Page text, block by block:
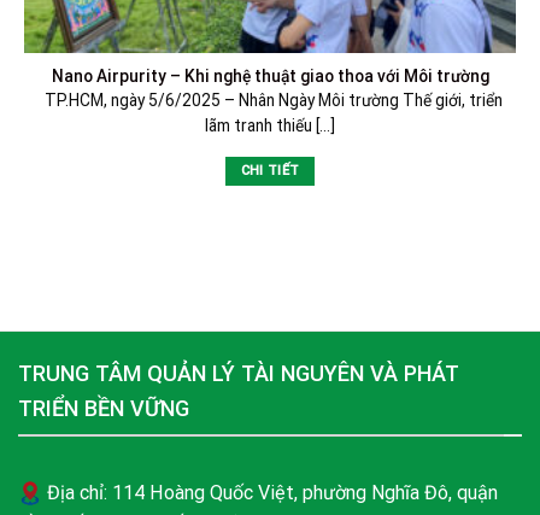
Nano Airpurity – Khi nghệ thuật giao thoa với Môi trường
TP.HCM, ngày 5/6/2025 – Nhân Ngày Môi trường Thế giới, triển
lãm tranh thiếu [...]
CHI TIẾT
TRUNG TÂM QUẢN LÝ TÀI NGUYÊN VÀ PHÁT
TRIỂN BỀN VỮNG
Địa chỉ: 114 Hoàng Quốc Việt, phường Nghĩa Đô, quận